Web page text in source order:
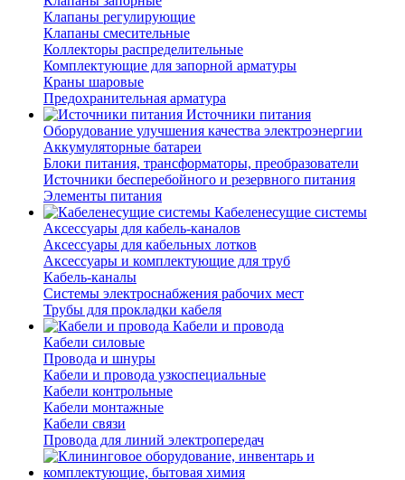
Клапаны регулирующие
Клапаны смесительные
Коллекторы распределительные
Комплектующие для запорной арматуры
Краны шаровые
Предохранительная арматура
Источники питания
Оборудование улучшения качества электроэнергии
Аккумуляторные батареи
Блоки питания, трансформаторы, преобразователи
Источники бесперебойного и резервного питания
Элементы питания
Кабеленесущие системы
Аксессуары для кабель-каналов
Аксессуары для кабельных лотков
Аксессуары и комплектующие для труб
Кабель-каналы
Системы электроснабжения рабочих мест
Трубы для прокладки кабеля
Кабели и провода
Кабели силовые
Провода и шнуры
Кабели и провода узкоспециальные
Кабели контрольные
Кабели монтажные
Кабели связи
Провода для линий электропередач